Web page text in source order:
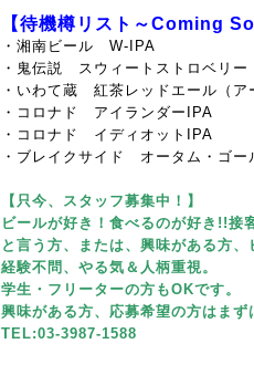
【待機樽リスト～Coming
・湘南ビール W-IPA
・鬼伝説 スウィートストロベリー
・いわて蔵 紅茶レッドエール（ア
・コロナド アイランダーIPA
・コロナド イディオットIPA
・ブレイクサイド オータム・ゴー
【只今、スタッフ募集中！】
ビールが好き！食べるのが好き!!接
と言う方、または、興味がある方
経験不問、やる気＆人柄重視。
学生・フリーターの方もOKです。
興味がある方、応募希望の方はまず
TEL:03-3987-1588